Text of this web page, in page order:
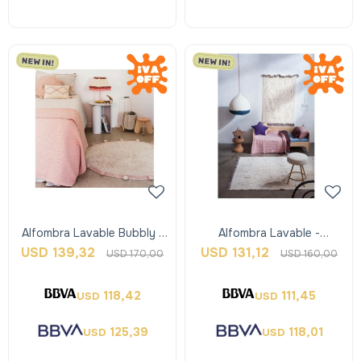
Alfombra Lavable Bubbly -
Nude Y Rosa - Lorena
USD 139,32 USD170,00
USD 118,42
USD 125,39
Alfombra Lavable -
Rugcycled Abc - Xs -
USD 131,12 USD160,00
USD 111,45
USD 118,01